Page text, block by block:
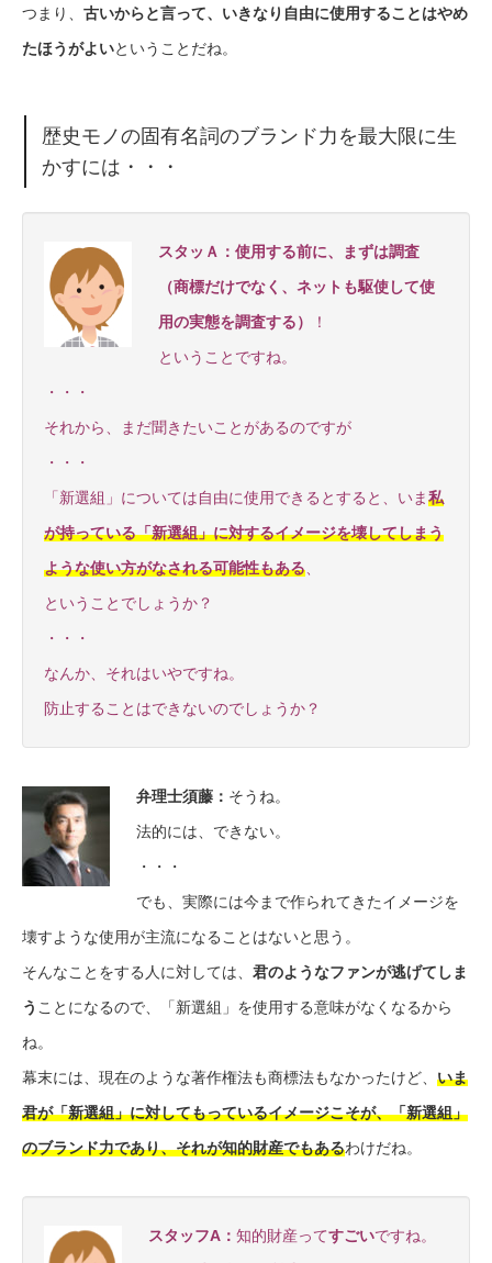
つまり、 古いからと言って、いきなり自由に使用することはやめ
たほうがよいということだね。
歴史モノの固有名詞のブランド力を最大限に生
かすには・・・
スタッＡ： 使用する前に、まずは調査
（商標だけでなく、ネットも駆使して使
用の実態を調査する）
！
ということですね。
・・・
それから、まだ聞きたいことがあるのですが
・・・
「新選組」については自由に使用できるとすると、いま私
が持っている「新選組」に対するイメージを壊してしまう
ような使い方がなされる可能性もある
ということでしょうか？
・・・
なんか、それはいやですね。
防止することはできないのでしょうか？
弁理士須藤： そうね。
法的には、できない。
・・・
でも、実際には今まで作られてきたイメージを
壊すような使用が主流になることはないと思う。
そんなことをする人に対しては、 君のようなファンが逃げてしま
う ことになるので、「新選組」を使用する意味がなくなるから
ね。
幕末には、現在のような著作権法も商標法もなかったけど、 いま
君が「新選組」に対してもっているイメージこそが、「新選組」
のブランド力であり、それが知的財産でもあるわけだね。
スタッフA： 知的財産ってすごいですね。